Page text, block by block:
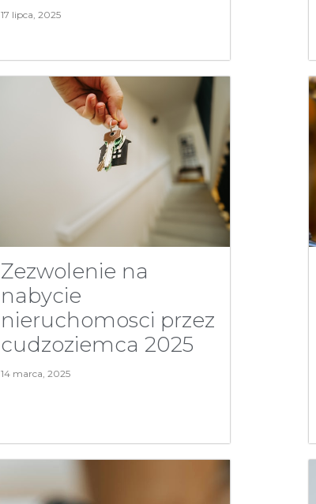
17 lipca, 2025
Zezwolenie na
nabycie
nieruchomosci przez
cudzoziemca 2025
14 marca, 2025